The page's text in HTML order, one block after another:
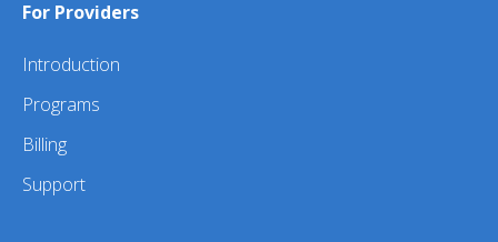
For Providers
Introduction
Programs
Billing
Support